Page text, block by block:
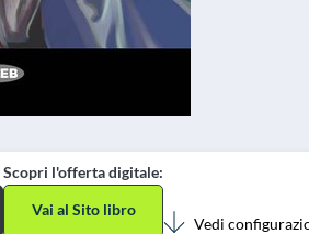
Scopri l'offerta digitale:
Vai al Sito libro
Vedi